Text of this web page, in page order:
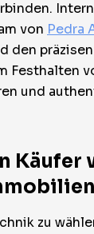
von Pedra
den
Festhalten
und
Käufer
zu